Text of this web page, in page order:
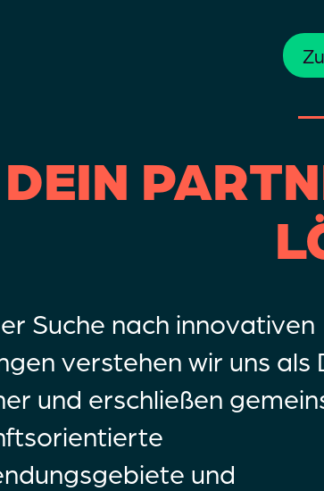
DEIN
Suche nach innovativen
verstehen wir uns als
und erschließen
und